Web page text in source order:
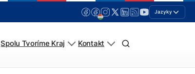
Jazyky
Spolu Tvoríme Kraj Kontakt